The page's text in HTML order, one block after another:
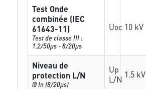
Test Onde
combinée (IEC
61643-11)
Test de classe III :
1.2/50µs - 8/20µs
Uoc 10 kV
Niveau de
protection L/N
@ In (8/20µs)
Up
L/N 1.5 kV